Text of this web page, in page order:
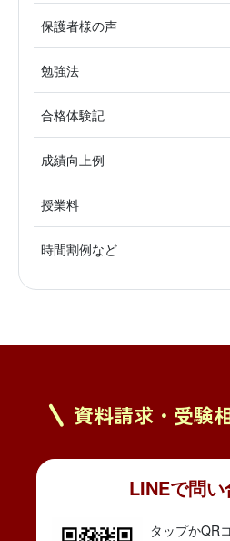
保護者様の声
勉強法
合格体験記
成績向上例
授業料
時間割例など
資料請求・受験
LINEで問
タップかQR